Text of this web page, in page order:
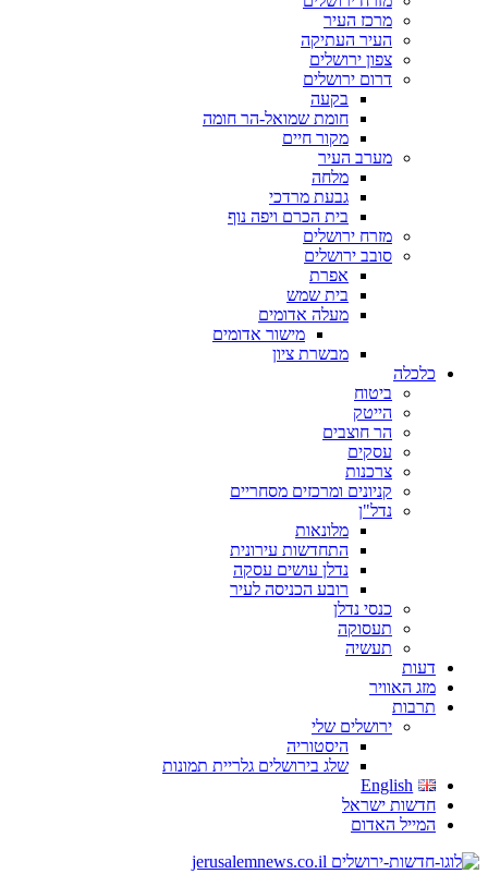
מרכז העיר
העיר העתיקה
צפון ירושלים
דרום ירושלים
בקעה
חומת שמואל-הר חומה
מקור חיים
מערב העיר
מלחה
גבעת מרדכי
בית הכרם ויפה נוף
מזרח ירושלים
סובב ירושלים
אפרת
בית שמש
מעלה אדומים
מישור אדומים
מבשרת ציון
כלכלה
ביטוח
הייטק
הר חוצבים
עסקים
צרכנות
קניונים ומרכזים מסחריים
נדל"ן
מלונאות
התחדשות עירונית
נדלן עושים עסקה
רובע הכניסה לעיר
כנסי נדלן
תעסוקה
תעשיה
דעות
מזג האוויר
תרבות
ירושלים שלי
היסטוריה
שלג בירושלים גלריית תמונות
English
חדשות ישראל
המייל האדום